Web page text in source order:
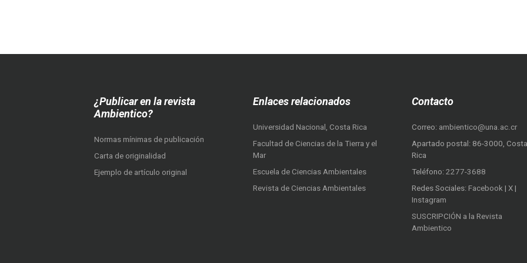
¿Publicar en la revista
Ambientico?
Normas mínimas de publicación
Carta de originalidad
Ejemplo de artículo original
Enlaces relacionados
Universidad Nacional, Costa Rica
Facultad de Ciencias de la Tierra y el
Mar
Escuela de Ciencias Ambientales
Revista de Ciencias Ambientales
Contacto
Correo: ambientico@una.ac.cr
Apartado postal: 86-3000, Costa
Rica
Teléfono: 2277-3688
Redes Sociales: Facebook | X |
Instagram
SUSCRIPCIÓN a la Revista
Ambientico